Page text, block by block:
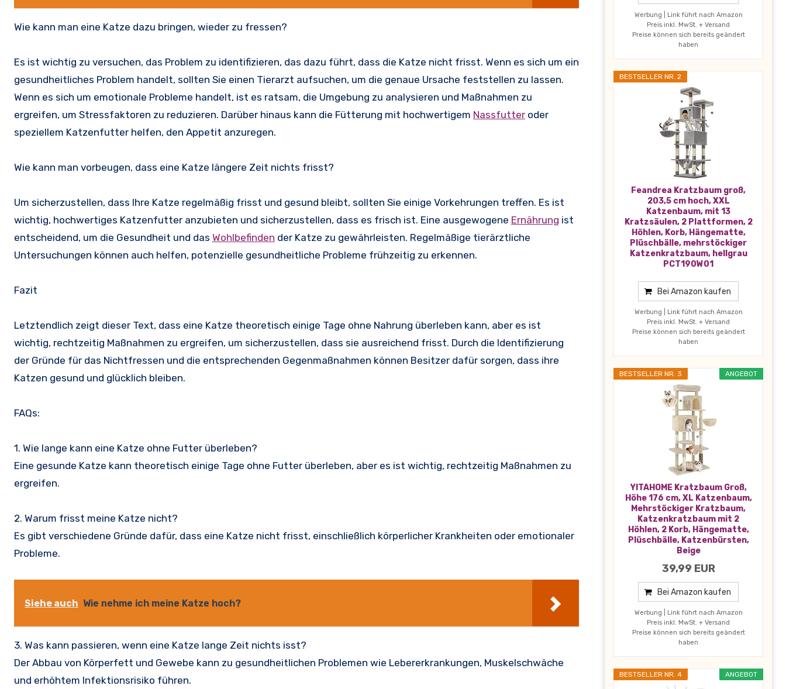
Wie kann man eine Katze dazu bringen, wieder zu fressen?
Es ist wichtig zu versuchen, das Problem zu identifizieren, das dazu führt, dass die Katze nicht frisst. Wenn es sich um ein
gesundheitliches Problem handelt, sollten Sie einen Tierarzt aufsuchen, um die genaue Ursache feststellen zu lassen.
Wenn es sich um emotionale Probleme handelt, ist es ratsam, die Umgebung zu analysieren und Maßnahmen zu
ergreifen, um Stressfaktoren zu reduzieren. Darüber hinaus kann die Fütterung mit hochwertigem Nassfutter oder
speziellem Katzenfutter helfen, den Appetit anzuregen.
Wie kann man vorbeugen, dass eine Katze längere Zeit nichts frisst?
Um sicherzustellen, dass Ihre Katze regelmäßig frisst und gesund bleibt, sollten Sie einige Vorkehrungen treffen. Es ist
wichtig, hochwertiges Katzenfutter anzubieten und sicherzustellen, dass es frisch ist. Eine ausgewogene Ernährung ist
entscheidend, um die Gesundheit und das Wohlbefinden der Katze zu gewährleisten. Regelmäßige tierärztliche
Untersuchungen können auch helfen, potenzielle gesundheitliche Probleme frühzeitig zu erkennen.
Fazit
Letztendlich zeigt dieser Text, dass eine Katze theoretisch einige Tage ohne Nahrung überleben kann, aber es ist
wichtig, rechtzeitig Maßnahmen zu ergreifen, um sicherzustellen, dass sie ausreichend frisst. Durch die Identifizierung
der Gründe für das Nichtfressen und die entsprechenden Gegenmaßnahmen können Besitzer dafür sorgen, dass ihre
Katzen gesund und glücklich bleiben.
FAQs:
1. Wie lange kann eine Katze ohne Futter überleben?
Eine gesunde Katze kann theoretisch einige Tage ohne Futter überleben, aber es ist wichtig, rechtzeitig Maßnahmen zu
ergreifen.
2. Warum frisst meine Katze nicht?
Es gibt verschiedene Gründe dafür, dass eine Katze nicht frisst, einschließlich körperlicher Krankheiten oder emotionaler
Probleme.
Siehe auch Wie nehme ich meine Katze hoch?
3. Was kann passieren, wenn eine Katze lange Zeit nichts isst?
Der Abbau von Körperfett und Gewebe kann zu gesundheitlichen Problemen wie Lebererkrankungen, Muskelschwäche
und erhöhtem Infektionsrisiko führen.
Werbung | Link führt nach Amazon
Preis inkl. MwSt. + Versand
Preise können sich bereits geändert
haben
BESTSELLER NR. 2
Feandrea Kratzbaum groß,
203,5 cm hoch, XXL
Katzenbaum, mit 13
Kratzsäulen, 2 Plattformen, 2
Höhlen, Korb, Hängematte,
Plüschbälle, mehrstöckiger
Katzenkratzbaum, hellgrau
PCT190W01
Bei Amazon kaufen
Werbung | Link führt nach Amazon
Preis inkl. MwSt. + Versand
Preise können sich bereits geändert
haben
ANGEBOT
BESTSELLER NR. 3
YITAHOME Kratzbaum Groß,
Höhe 176 cm, XL Katzenbaum,
Mehrstöckiger Kratzbaum,
Katzenkratzbaum mit 2
Höhlen, 2 Korb, Hängematte,
Plüschbälle, Katzenbürsten,
Beige
39,99 EUR
Bei Amazon kaufen
Werbung | Link führt nach Amazon
Preis inkl. MwSt. + Versand
Preise können sich bereits geändert
haben
ANGEBOT
BESTSELLER NR. 4